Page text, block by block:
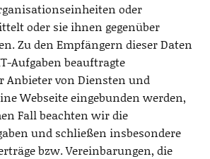
oder
oder sie ihnen gegenüber
Zu den Empfängern dieser Daten
Aufgaben beauftragte
Anbieter von Diensten und
Webseite eingebunden werden,
Fall beachten wir die
und schließen insbesondere
bzw. Vereinbarungen, die